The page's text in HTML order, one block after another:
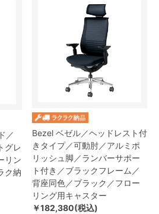
／
グレ
リン
ク納
Bezel ベゼル／ヘッドレスト付
きタイプ／可動肘／アルミポ
リッシュ脚／ランバーサポー
ト付き／ブラックフレーム／
背座同色／ブラック／フロー
リング用キャスター
￥182,380(税込)